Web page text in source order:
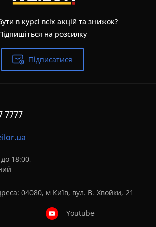
в курсі всіх акцій та знижок?
на розсилку
Підписатися
7777
18:00,
04080, м Київ, вул. В. Хвойки, 21
Youtube